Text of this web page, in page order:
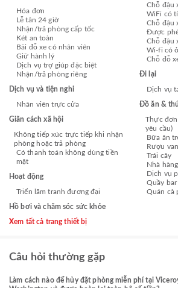
Hóa đơn
Lễ tân 24 giờ
Nhận/trả phòng cấp tốc
Két an toàn
Bãi đỗ xe có nhân viên
Giữ hành lý
Dịch vụ trợ giúp đặc biệt
Nhận/trả phòng riêng
Dịch vụ và tiện nghi
Nhân viên trực cửa
Giãn cách xã hội
Không tiếp xúc trực tiếp khi nhận
phòng hoặc trả phòng
Có thanh toán không dùng tiền
mặt
Hoạt động
Triển lãm tranh đương đại
Hồ bơi và chăm sóc sức khỏe
Chỗ đậu
WiFi có
Chỗ đậu
Được
Chỗ đậu
Wi-fi có
Chỗ đỗ
Đi lại
Dịch vụ
Đồ ăn &
Thực đơn
yêu cầu)
Bữa ăn
Rượu
Trái cây
Nhà hàng
Dịch vụ
Quầy bar
Quán cà
Xem tất cả trang thiết bị
Câu hỏi thường gặp
Làm cách nào để hủy đặt phòng miễn phí tại